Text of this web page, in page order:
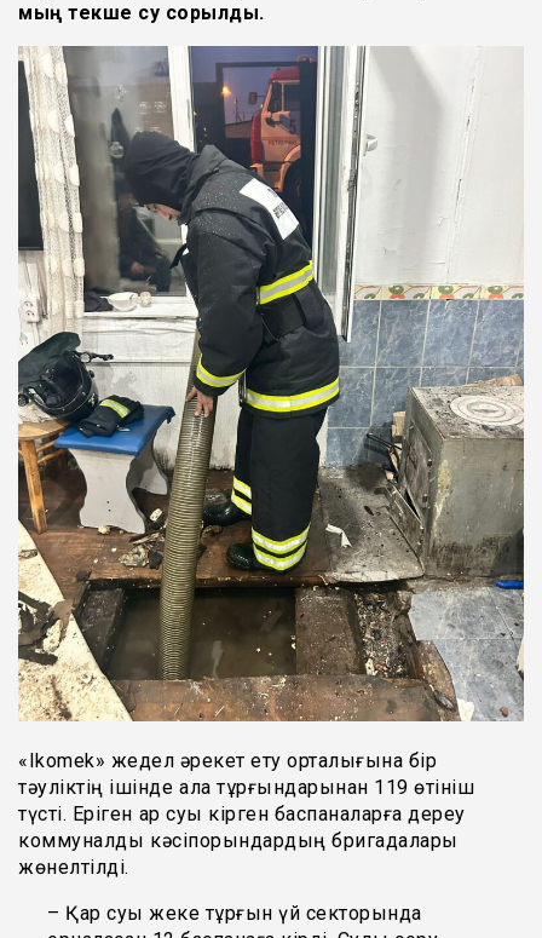
мың текше су сорылды.
«Ikomek» жедел әрекет ету орталығына бір
тәуліктің ішінде қала тұрғындарынан 119 өтініш
түсті. Еріген қар суы кірген баспаналарға дереу
коммуналдық кәсіпорындардың бригадалары
жөнелтілді.
– Қар суы жеке тұрғын үй секторында